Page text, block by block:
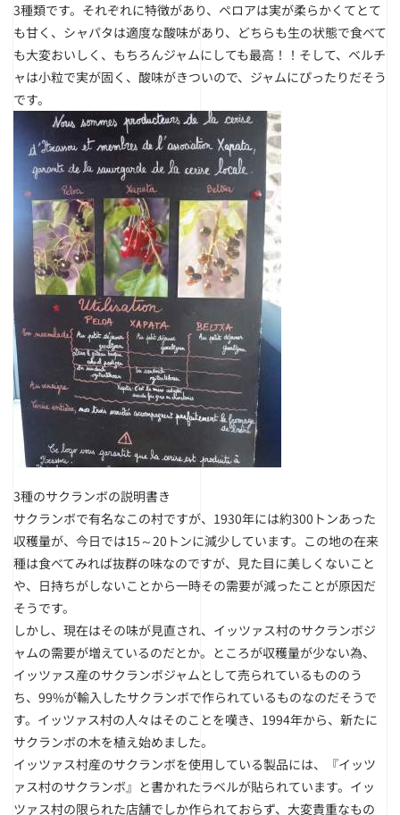
3種類です。それぞれに特徴があり、ペロアは実が柔らかくてとて
も甘く、シャパタは適度な酸味があり、どちらも生の状態で食べて
も大変おいしく、もちろんジャムにしても最高！！そして、ベルチ
ャは小粒で実が固く、酸味がきついので、ジャムにぴったりだそう
です。
3種のサクランボの説明書き
サクランボで有名なこの村ですが、1930年には約300トンあった
収穫量が、今日では15～20トンに減少しています。この地の在来
種は食べてみれば抜群の味なのですが、見た目に美しくないこと
や、日持ちがしないことから一時その需要が減ったことが原因だ
そうです。
しかし、現在はその味が見直され、イッツァス村のサクランボジ
ャムの需要が増えているのだとか。ところが収穫量が少ない為、
イッツァス産のサクランボジャムとして売られているもののう
ち、99%が輸入したサクランボで作られているものなのだそうで
す。イッツァス村の人々はそのことを嘆き、1994年から、新たに
サクランボの木を植え始めました。
イッツァス村産のサクランボを使用している製品には、『イッツ
ァス村のサクランボ』と書かれたラベルが貼られています。イッ
ツァス村の限られた店舗でしか作られておらず、大変貴重なもの